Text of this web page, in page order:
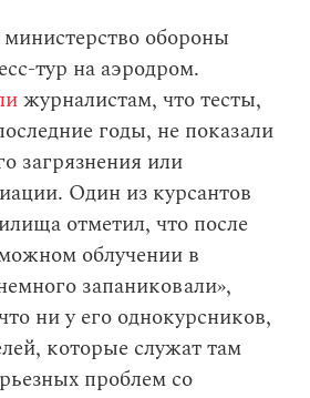
обороны
тур на аэродром.
журналистам, что тесты,
годы, не показали
загрязнения или
Один из курсантов
отметил, что после
облучении в
запаниковали»,
ни у его однокурсников,
которые служат там
проблем со